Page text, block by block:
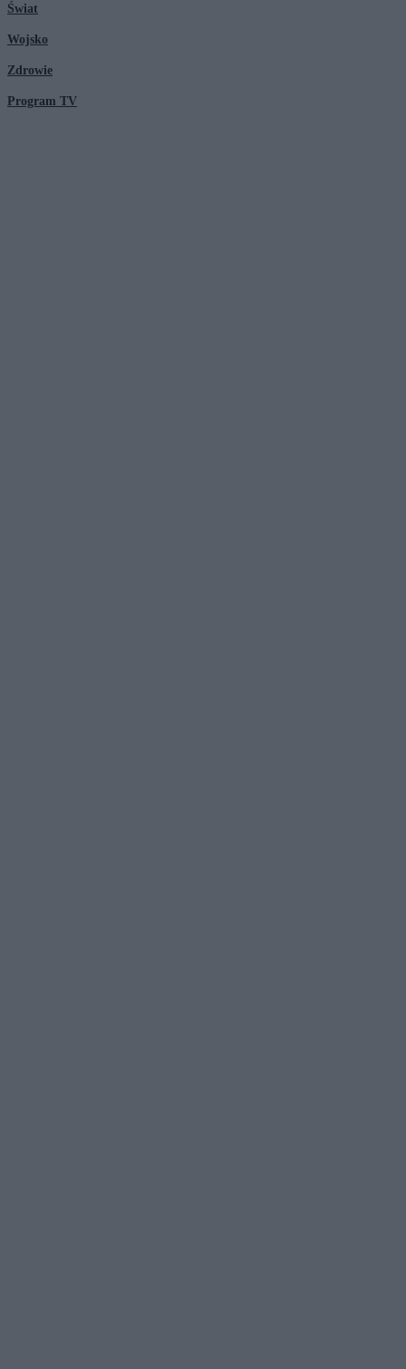
Świat
Wojsko
Zdrowie
Program TV